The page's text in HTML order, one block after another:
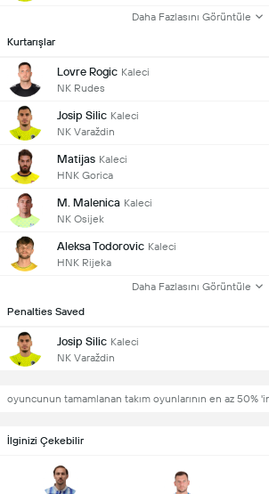
Daha Fazlasını Görüntüle
Kurtarışlar
Lovre Rogic Kaleci
NK Rudes
Josip Silic Kaleci
NK Varaždin
Matijas Kaleci
HNK Gorica
M. Malenica Kaleci
NK Osijek
Aleksa Todorovic Kaleci
HNK Rijeka
Daha Fazlasını Görüntüle
Penalties Saved
Josip Silic Kaleci
NK Varaždin
oyuncunun tamamlanan takım oyunlarının en az 50%
İlginizi Çekebilir